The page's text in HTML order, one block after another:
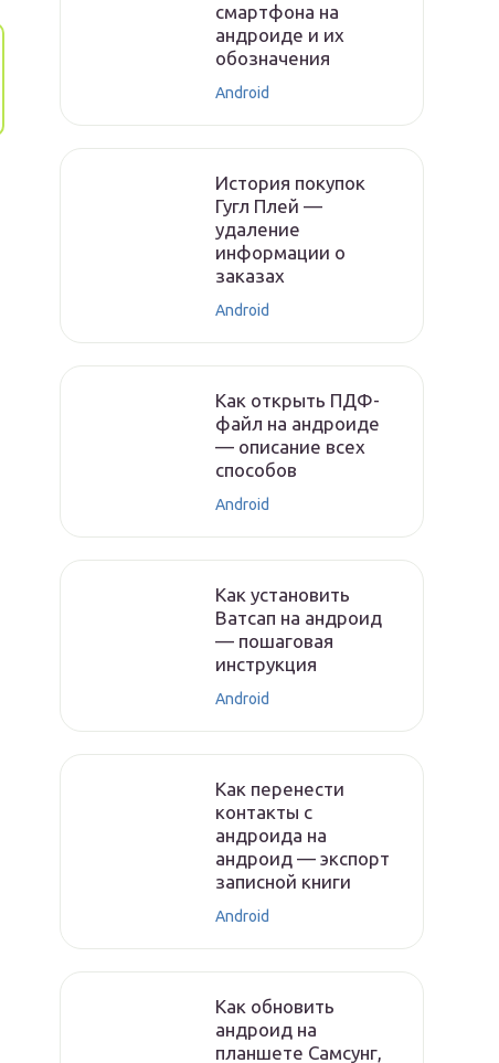
смартфона на
андроиде и их
обозначения
Android
История покупок
Гугл Плей —
удаление
информации о
заказах
Android
Как открыть ПДФ-
файл на андроиде
— описание всех
способов
Android
Как установить
Ватсап на андроид
— пошаговая
инструкция
Android
Как перенести
контакты с
андроида на
андроид — экспорт
записной книги
Android
Как обновить
андроид на
планшете Самсунг,